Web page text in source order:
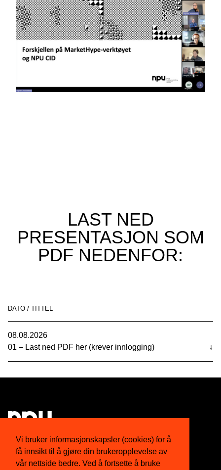
Vi bruker informasjonskapsler (cookies) for å
få innsikt til å gjøre din brukeropplevelse av
vår nettside bedre. Ved å fortsette å bruke
LAST NED
PRESENTASJON SOM
PDF NEDENFOR:
DATO / TITTEL
08.08.2026
01 – Last ned PDF her (krever innlogging)
↓
Om oss Twitter